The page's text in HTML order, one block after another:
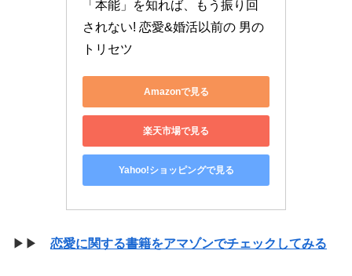
「本能」を知れば、もう振り回
されない! 恋愛&婚活以前の 男の
トリセツ
Amazonで見る
楽天市場で見る
Yahoo!ショッピングで見る
▶▶ 恋愛に関する書籍をアマゾンでチェックしてみる